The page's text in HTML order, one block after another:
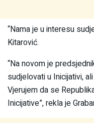
“Nama je u interesu
Kitarović.
“Na novom je
sudjelovati u Inicijativi,
Vjerujem da se
Inicijative”, rekla je